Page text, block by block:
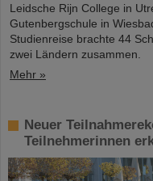
Leidsche Rijn College in
Gutenbergschule in
Studienreise brachte 44
zwei Ländern zusammen.
Mehr »
Neuer
Teilnehmerinnen